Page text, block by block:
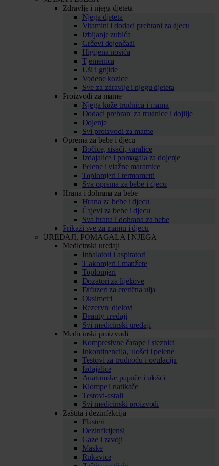
Zdravlje i njega djeteta
Njega djeteta
Vitamini i dodaci prehrani za djecu
Izbijanje zubića
Grčevi dojenčadi
Higijena nosića
Tjemenica
Uši i gnjide
Vodene kozice
Sve za zdravlje i njegu djeteta
Proizvodi za mame
Njega kože trudnica i mama
Dodaci prehrani za trudnice i dojilje
Dojenje
Svi proizvodi za mame
Oprema za bebe i djecu
Bočice, sisači, varalice
Izdajalice i pomagala za dojenje
Pelene i vlažne maramice
Toplomjeri i termometri
Sva oprema za bebe i djecu
Hrana i dohrana za bebe
Hrana za bebe i djecu
Čajevi za bebe i djecu
Sva hrana i dohrana za bebe
Prikaži sve za mamu i djecu
UREĐAJI, POMAGALA I NJEGA
Medicinski uređaji
Inhalatori i aspiratori
Tlakomjeri i manžete
Toplomjeri
Dozatori za lijekove
Difuzeri za eterična ulja
Oksimetri
Rezervni djelovi
Beauty uređaji
Svi medicinski uređaji
Medicinski proizvodi
Kompresivne čarape i steznici
Inkontinencija, ulošci i pelene
Testovi za trudnoću i ovulaciju
Izdajalice
Anatomske papuče i ulošci
Klompe i natikače
Testovi-ostali
Svi medicinski proizvodi
Zaštita i dezinfekcija
Flasteri
Dezinficijensi
Gaze i zavoji
Maske
Rukavice